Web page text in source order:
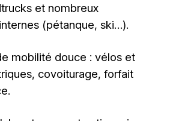
et nombreux
(pétanque, ski…).
mobilité douce : vélos et
covoiturage, forfait